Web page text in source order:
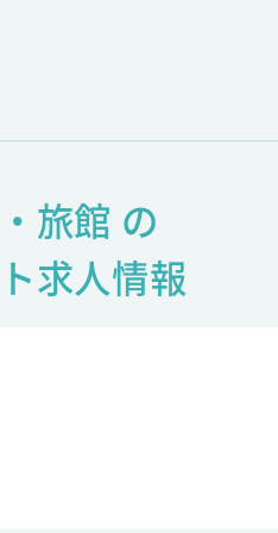
旅館 の
求人情報